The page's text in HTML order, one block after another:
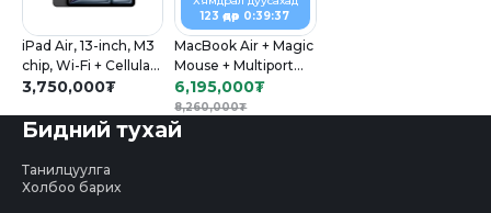
iPad Air, 13-inch, M3
chip, Wi-Fi + Cellular,
256GB
3,750,000₮
123 өдөр 0:39:37
MacBook Air + Magic
Mouse + Multiport
Adapter
6,195,000₮
8,260,000₮
Бидний тухай
Танилцуулга
Холбоо барих